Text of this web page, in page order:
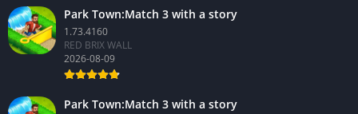
Park Town:Match 3 with a story
1.73.4160
RED BRIX WALL
2026-08-09
Park Town:Match 3 with a story